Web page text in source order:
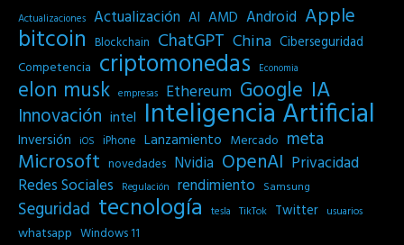
Actualizaciones Actualización AI AMD Android Apple
bitcoin Blockchain ChatGPT China Ciberseguridad
Competencia criptomonedas Economia
elon musk empresas Ethereum Google IA
Innovación intel Inteligencia Artificial
Inversión iOS iPhone Lanzamiento Mercado meta
Microsoft novedades Nvidia OpenAI Privacidad
Redes Sociales
Regulación rendimiento Samsung
Seguridad tecnología tesla TikTok Twitter usuarios
whatsapp Windows 11